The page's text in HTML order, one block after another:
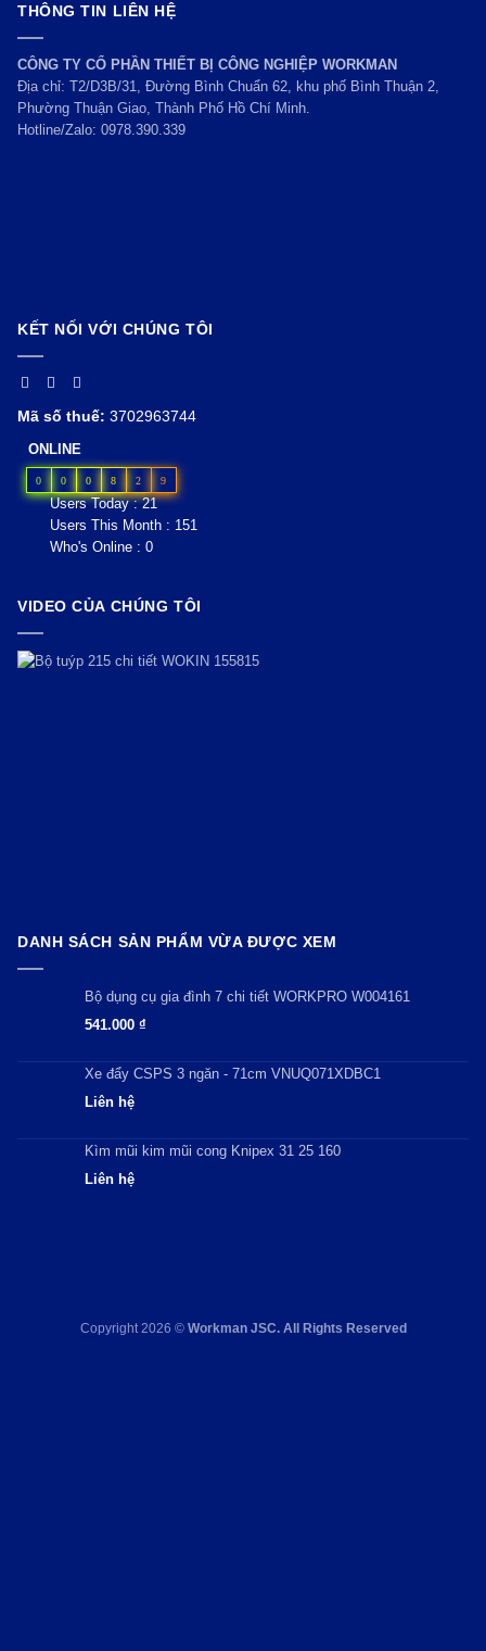
THÔNG TIN LIÊN HỆ
CÔNG TY CỔ PHẦN THIẾT BỊ CÔNG NGHIỆP WORKMAN
Địa chỉ: T2/D3B/31, Đường Bình Chuẩn 62, khu phố Bình Thuận 2,
Phường Thuận Giao, Thành Phố Hồ Chí Minh.
Hotline/Zalo: 0978.390.339
KẾT NỐI VỚI CHÚNG TÔI
Mã số thuế: 3702963744
ONLINE
0 0 0 8 2 9
Users Today : 21
Users This Month : 151
Who's Online : 0
VIDEO CỦA CHÚNG TÔI
DANH SÁCH SẢN PHẨM VỪA ĐƯỢC XEM
Bộ dụng cụ gia đình 7 chi tiết WORKPRO W004161
541.000 ₫
Xe đẩy CSPS 3 ngăn - 71cm VNUQ071XDBC1
Liên hệ
Kìm mũi kim mũi cong Knipex 31 25 160
Liên hệ
Copyright 2026 © Workman JSC. All Rights Reserved